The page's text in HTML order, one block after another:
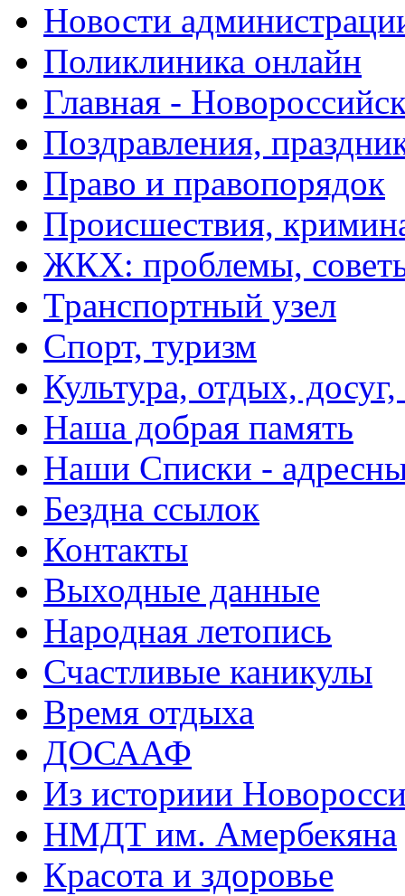
Новости
Поликлиника онлайн
Главная -
Поздравления,
Право и правопорядок
Происшествия,
ЖКХ: проблемы,
Транспортный узел
Спорт, туризм
Культура, отдых,
Наша добрая память
Наши Списки -
Бездна ссылок
Контакты
Выходные данные
Народная летопись
Счастливые каникулы
Время отдыха
ДОСААФ
Из историии
НМДТ им. Амербекяна
Красота и здоровье